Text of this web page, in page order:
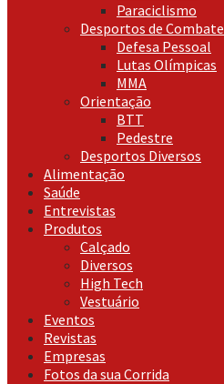
Paraciclismo
Desportos de Combate
Defesa Pessoal
Lutas Olímpicas
MMA
Orientação
BTT
Pedestre
Desportos Diversos
Alimentação
Saúde
Entrevistas
Produtos
Calçado
Diversos
High Tech
Vestuário
Eventos
Revistas
Empresas
Fotos da sua Corrida